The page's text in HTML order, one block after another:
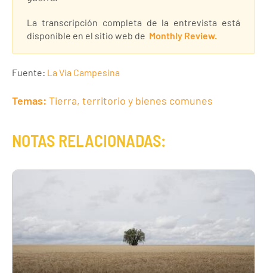
La transcripción completa de la entrevista está
disponible en el sitio web de Monthly Review.
Fuente: La Vía Campesina
Temas: Tierra, territorio y bienes comunes
NOTAS RELACIONADAS: